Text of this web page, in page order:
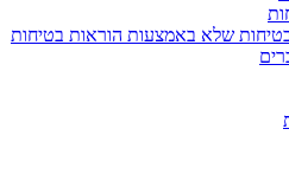
שלא באמצעות הוראות בטיחות